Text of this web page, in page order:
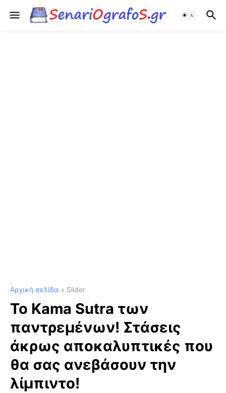
Αρχική σελίδα Slider
Το Kama Sutra των
παντρεμένων! Στάσεις
άκρως αποκαλυπτικές που
θα σας ανεβάσουν την
λίμπιντο!